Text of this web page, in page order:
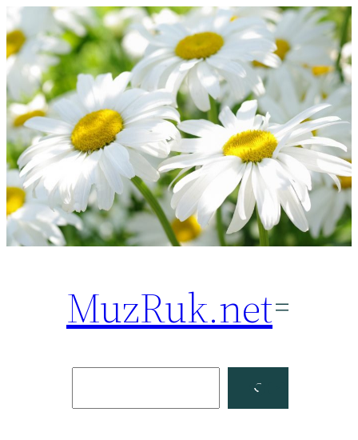
Перейти
к
содержимому
MuzRuk.net
Facebook